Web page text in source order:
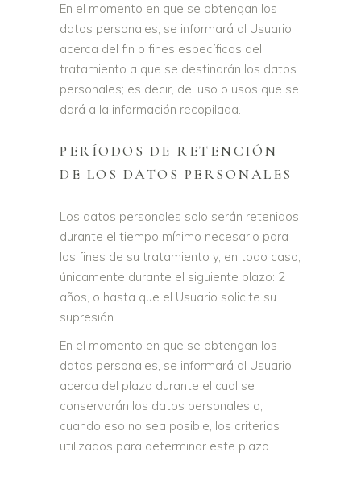
En el momento en que se obtengan los
datos personales, se informará al Usuario
acerca del fin o fines específicos del
tratamiento a que se destinarán los datos
personales; es decir, del uso o usos que se
dará a la información recopilada.
PERÍODOS DE RETENCIÓN
DE LOS DATOS PERSONALES
Los datos personales solo serán retenidos
durante el tiempo mínimo necesario para
los fines de su tratamiento y, en todo caso,
únicamente durante el siguiente plazo: 2
años, o hasta que el Usuario solicite su
supresión.
En el momento en que se obtengan los
datos personales, se informará al Usuario
acerca del plazo durante el cual se
conservarán los datos personales o,
cuando eso no sea posible, los criterios
utilizados para determinar este plazo.